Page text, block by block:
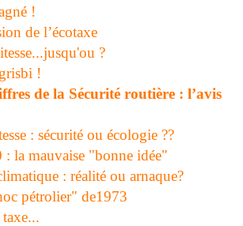
!
de l’écotaxe
?
!
de la Sécurité routière : l’avis
: sécurité ou écologie ??
: la mauvaise "bonne idée"
: réalité ou arnaque?
pétrolier" de1973